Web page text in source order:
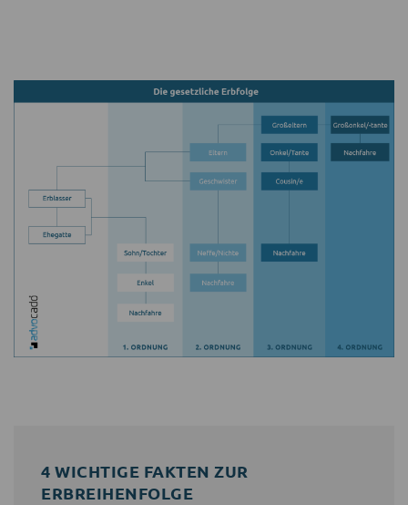
4 WICHTIGE FAKTEN ZUR
ERBREIHENFOLGE